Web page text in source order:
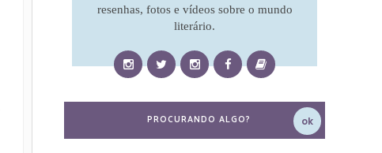
resenhas, fotos e vídeos sobre o mundo
literário.